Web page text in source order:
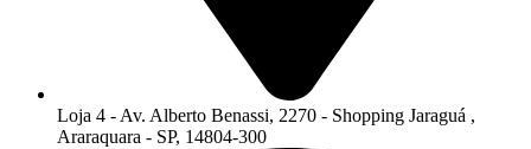
Loja 4 - Av. Alberto Benassi, 2270 - Shopping Jaraguá ,
Araraquara - SP, 14804-300